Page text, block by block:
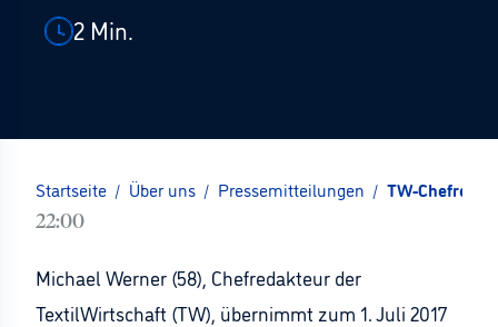
2 Min.
Startseite / Über uns / Pressemitteilungen / TW-
22:00
Michael Werner (58), Chefredakteur der
TextilWirtschaft (TW), übernimmt zum 1. Juli 2017